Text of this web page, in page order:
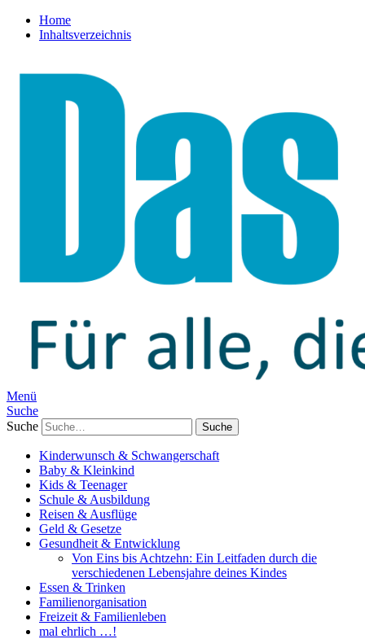
Home
Inhaltsverzeichnis
Menü
Suche
Suche
Kinderwunsch & Schwangerschaft
Baby & Kleinkind
Kids & Teenager
Schule & Ausbildung
Reisen & Ausflüge
Geld & Gesetze
Gesundheit & Entwicklung
Von Eins bis Achtzehn: Ein Leitfaden durch die
verschiedenen Lebensjahre deines Kindes
Essen & Trinken
Familienorganisation
Freizeit & Familienleben
mal ehrlich …!